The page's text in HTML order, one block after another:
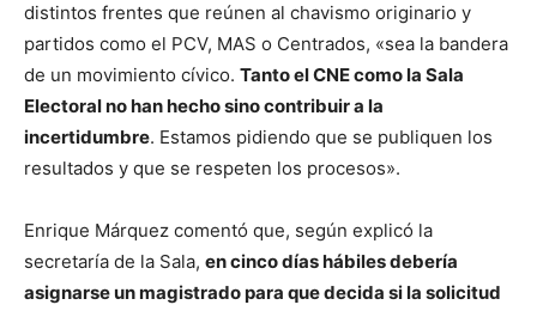
distintos frentes que reúnen al chavismo originario y
partidos como el PCV, MAS o Centrados, «sea la bandera
de un movimiento cívico. Tanto el CNE como la Sala
Electoral no han hecho sino contribuir a la
incertidumbre. Estamos pidiendo que se publiquen los
resultados y que se respeten los procesos».
Enrique Márquez comentó que, según explicó la
secretaría de la Sala, en cinco días hábiles debería
asignarse un magistrado para que decida si la solicitud